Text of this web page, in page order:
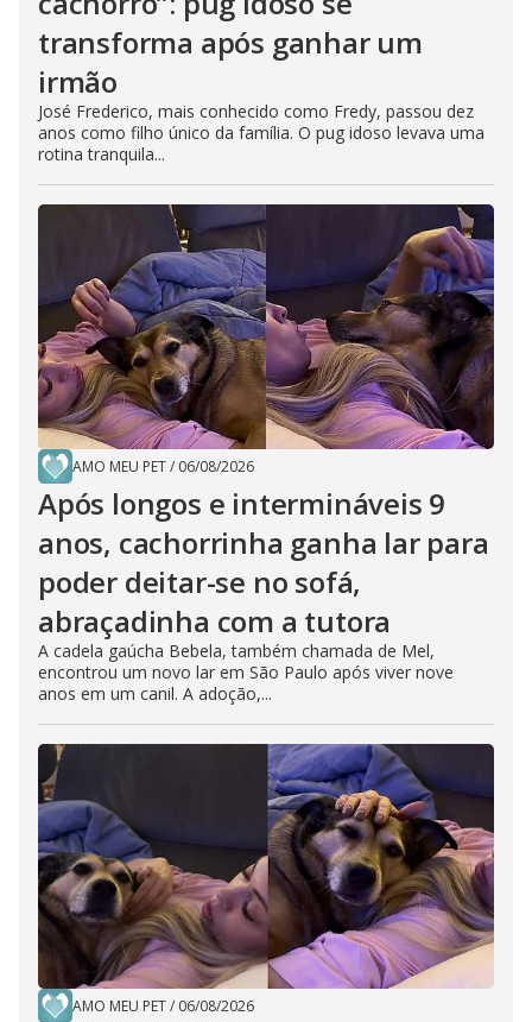
transforma após ganhar um
irmão
José Frederico, mais conhecido como Fredy, passou dez
anos como filho único da família. O pug idoso levava uma
rotina tranquila...
AMO MEU PET/ 06/08/2026
Após longos e intermináveis 9
anos, cachorrinha ganha lar para
poder deitar-se no sofá,
abraçadinha com a tutora
A cadela gaúcha Bebela, também chamada de Mel,
encontrou um novo lar em São Paulo após viver nove
anos em um canil. A adoção,...
AMO MEU PET/ 06/08/2026